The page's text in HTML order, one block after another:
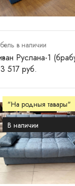
в наличии
Руслана-1
517 руб.
"На родныя тавары"
В наличии